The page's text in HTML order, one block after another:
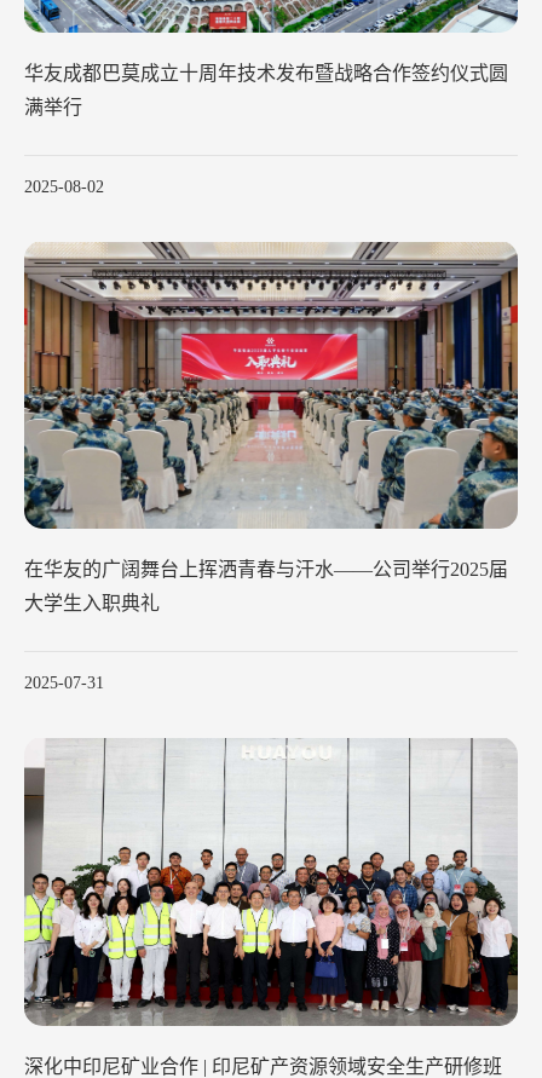
华友成都巴莫成立十周年技术发布暨战略合作签约仪式圆
满举行
2025-08-02
在华友的广阔舞台上挥洒青春与汗水——公司举行2025届
大学生入职典礼
2025-07-31
深化中印尼矿业合作 | 印尼矿产资源领域安全生产研修班